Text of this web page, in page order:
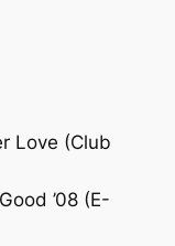
Love (Club
’08 (E-